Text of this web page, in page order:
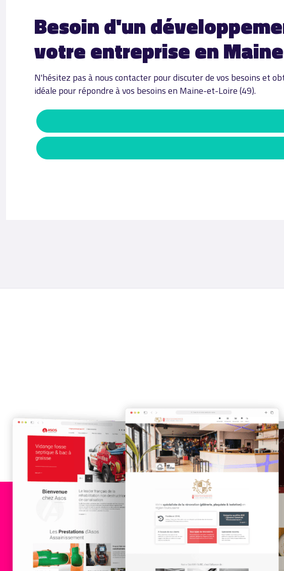
Besoin d'un
votre entreprise en
N'hésitez pas à nous contacter pour discuter de vos besoins et
idéale pour répondre à vos besoins en Maine-et-Loire (49).